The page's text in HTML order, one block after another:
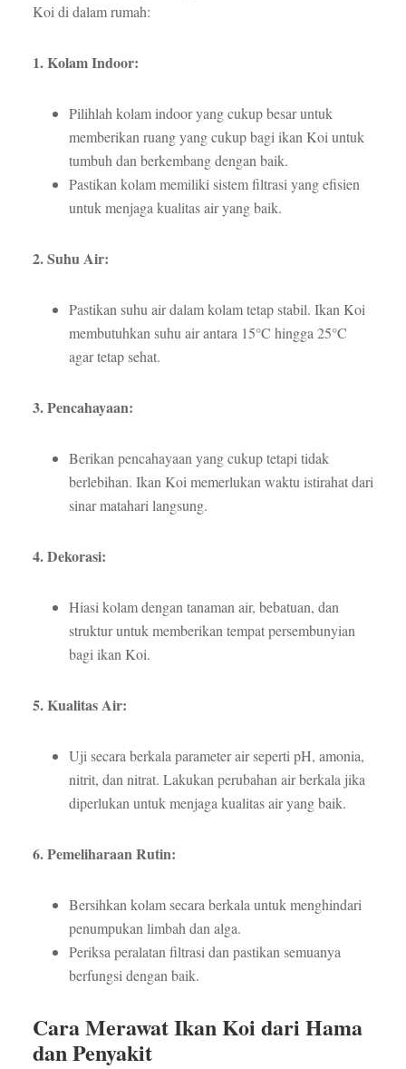
Koi di dalam rumah:
1. Kolam Indoor:
Pilihlah kolam indoor yang cukup besar untuk
memberikan ruang yang cukup bagi ikan Koi untuk
tumbuh dan berkembang dengan baik.
Pastikan kolam memiliki sistem filtrasi yang efisien
untuk menjaga kualitas air yang baik.
2. Suhu Air:
Pastikan suhu air dalam kolam tetap stabil. Ikan Koi
membutuhkan suhu air antara 15°C hingga 25°C
agar tetap sehat.
3. Pencahayaan:
Berikan pencahayaan yang cukup tetapi tidak
berlebihan. Ikan Koi memerlukan waktu istirahat dari
sinar matahari langsung.
4. Dekorasi:
Hiasi kolam dengan tanaman air, bebatuan, dan
struktur untuk memberikan tempat persembunyian
bagi ikan Koi.
5. Kualitas Air:
Uji secara berkala parameter air seperti pH, amonia,
nitrit, dan nitrat. Lakukan perubahan air berkala jika
diperlukan untuk menjaga kualitas air yang baik.
6. Pemeliharaan Rutin:
Bersihkan kolam secara berkala untuk menghindari
penumpukan limbah dan alga.
Periksa peralatan filtrasi dan pastikan semuanya
berfungsi dengan baik.
Cara Merawat Ikan Koi dari Hama
dan Penyakit